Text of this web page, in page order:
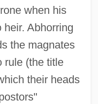
when his
Abhorring
the magnates
rule (the title
their heads